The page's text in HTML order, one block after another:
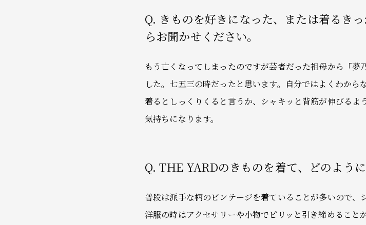
Q. きものを好きになった、または着るき
らお聞かせください。
もう亡くなってしまったのですが芸者だった祖母から「
した。七五三の時だったと思います。自分ではよくわか
着るとしっくりくると言うか、シャキッと背筋が伸びる
気持ちになります。
Q. THE YARDのきものを着て、どのように
普段は派手な柄のビンテージを着ていることが多いので、
洋服の時はアクセサリーや小物でピリッと引き締めるこ